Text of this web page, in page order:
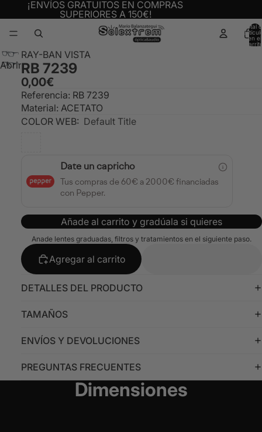
¡ENVÍOS GRATUITOS EN COMPRAS
SUPERIORES A 150€!
Total
en el
Abrir
imagen
pantalla
completa
RAY-BAN VISTA
RB 7239
0,00€
Referencia: RB 7239
Material: ACETATO
COLOR WEB: Default Title
Date un capricho
Tus compras de 60€ a 2000€ financiadas
con Pepper.
Añade al carrito y gradúala si quieres
Anade lentes graduadas, filtros y tratamientos en el siguiente paso.
Agregar al carrito
DETALLES DEL PRODUCTO
TAMAÑOS
ENVÍOS Y DEVOLUCIONES
PREGUNTAS FRECUENTES
Dimensiones